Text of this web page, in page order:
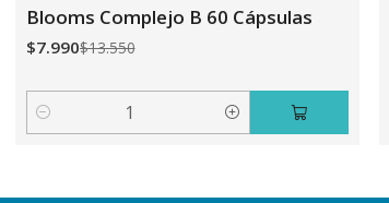
Blooms Complejo B 60 Cápsulas
$7.990$13.550
Cantidad